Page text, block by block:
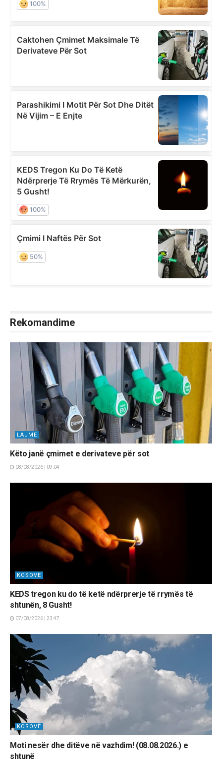
Rekomandime
LAJME
Këto janë çmimet e derivateve për sot
08/08/2026 | 09:04
KOSOVË
KEDS tregon ku do të ketë ndërprerje të rrymës të
shtunën, 8 Gusht!
07/08/2026 | 23:47
KOSOVË
Moti nesër dhe ditëve në vazhdim! (08.08.2026.) e
shtunë